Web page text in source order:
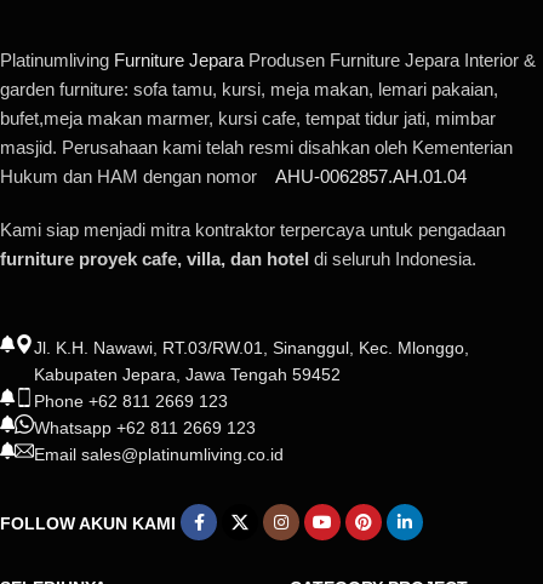
Platinumliving Furniture Jepara Produsen Furniture Jepara Interior &
garden furniture: sofa tamu, kursi, meja makan, lemari pakaian,
bufet,meja makan marmer, kursi cafe, tempat tidur jati, mimbar
masjid. Perusahaan kami telah resmi disahkan oleh Kementerian
Hukum dan HAM dengan nomor AHU-0062857.AH.01.04
Kami siap menjadi mitra kontraktor terpercaya untuk pengadaan
furniture proyek cafe, villa, dan hotel di seluruh Indonesia.
Jl. K.H. Nawawi, RT.03/RW.01, Sinanggul, Kec. Mlonggo,
Kabupaten Jepara, Jawa Tengah 59452
Phone +62 811 2669 123
Whatsapp +62 811 2669 123
Email sales@platinumliving.co.id
FOLLOW AKUN KAMI